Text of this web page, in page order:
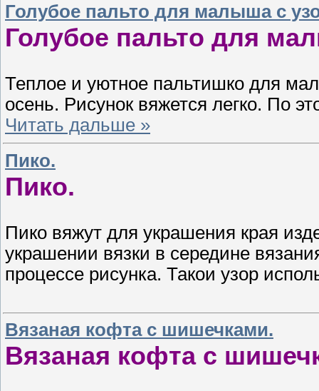
Голубое пальто для малыша с
Голубое пальто для
Теплое и уютное пальтишко для
осень. Рисунок вяжется легко. По
Читать дальше »
Пико.
Пико.
Пико вяжут для украшения края
украшении вязки в середине
процессе рисунка. Такои узор
Вязаная кофта с шишечками.
Вязаная кофта с